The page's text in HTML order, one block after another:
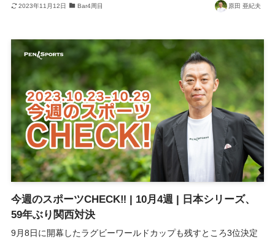
2023年11月12日 Bar4周目 原田 亜紀夫
今週のスポーツCHECK‼ | 10月4週 | 日本シリーズ、
59年ぶり関西対決
9月8日に開幕したラグビーワールドカップも残すところ3位決定